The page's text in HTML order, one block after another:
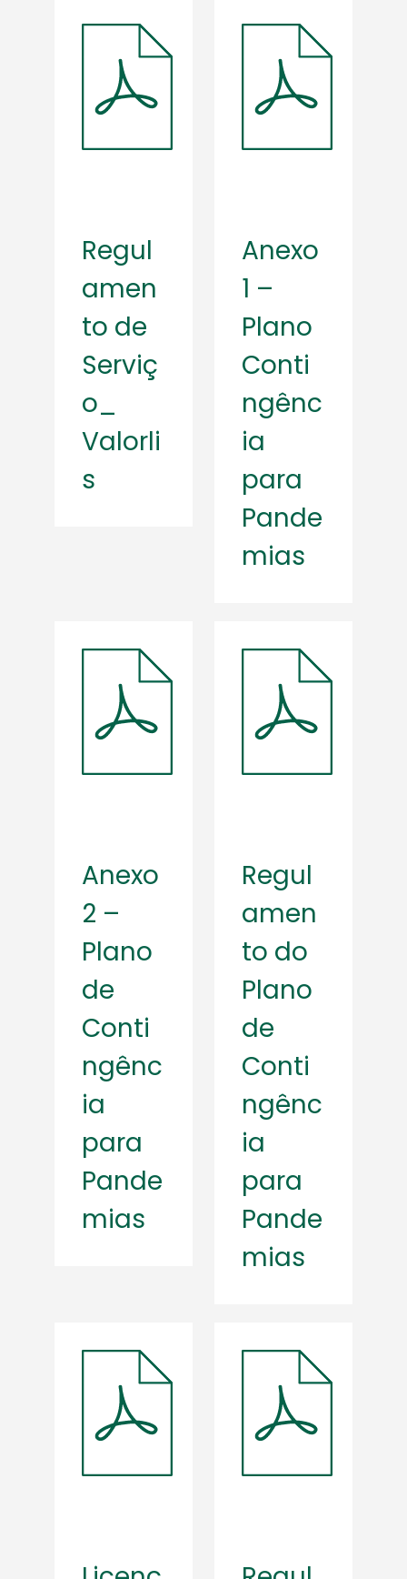
Regul
amen
to de
Serviç
o_
Valorli
s
Anexo
1 –
Plano
Conti
ngênc
ia
para
Pande
mias
Anexo
2 –
Plano
de
Conti
ngênc
ia
para
Pande
mias
Regul
amen
to do
Plano
de
Conti
ngênc
ia
para
Pande
mias